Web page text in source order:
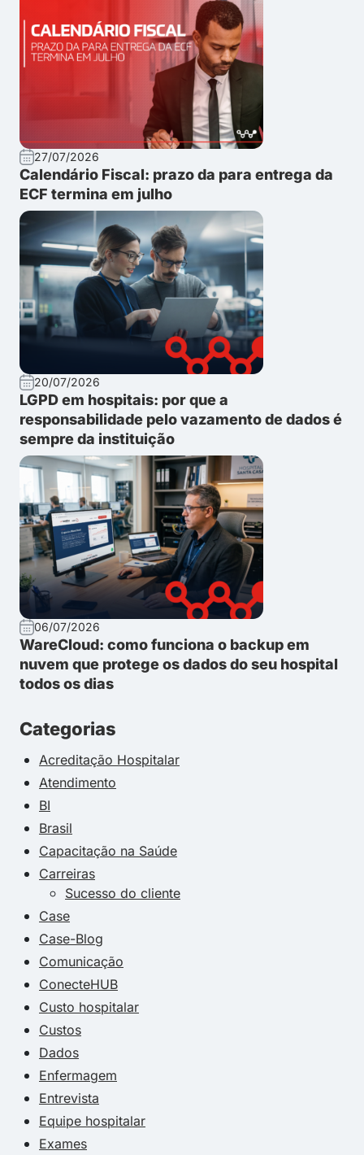
27/07/2026
Calendário Fiscal: prazo da para entrega da
ECF termina em julho
20/07/2026
LGPD em hospitais: por que a
responsabilidade pelo vazamento de dados é
sempre da instituição
06/07/2026
WareCloud: como funciona o backup em
nuvem que protege os dados do seu hospital
todos os dias
Categorias
Acreditação Hospitalar
Atendimento
BI
Brasil
Capacitação na Saúde
Carreiras
Sucesso do cliente
Case
Case-Blog
Comunicação
ConecteHUB
Custo hospitalar
Custos
Dados
Enfermagem
Entrevista
Equipe hospitalar
Exames